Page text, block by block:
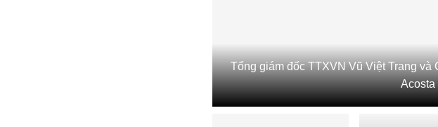
Tổng giám đốc TTXVN Vũ Việt Trang